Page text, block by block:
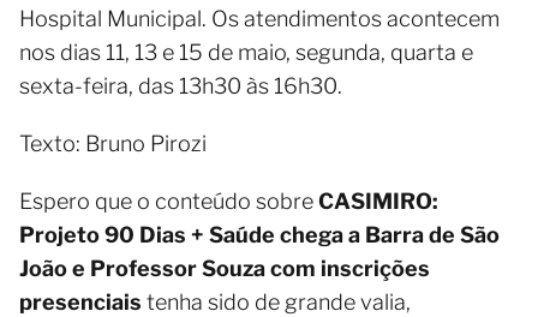
Hospital Municipal. Os atendimentos acontecem
nos dias 11, 13 e 15 de maio, segunda, quarta e
sexta-feira, das 13h30 às 16h30.
Texto: Bruno Pirozi
Espero que o conteúdo sobreCASIMIRO:
Projeto 90 Dias + Saúde chega a Barra de São
João e Professor Souza com inscrições
presenciais tenha sido de grande valia,